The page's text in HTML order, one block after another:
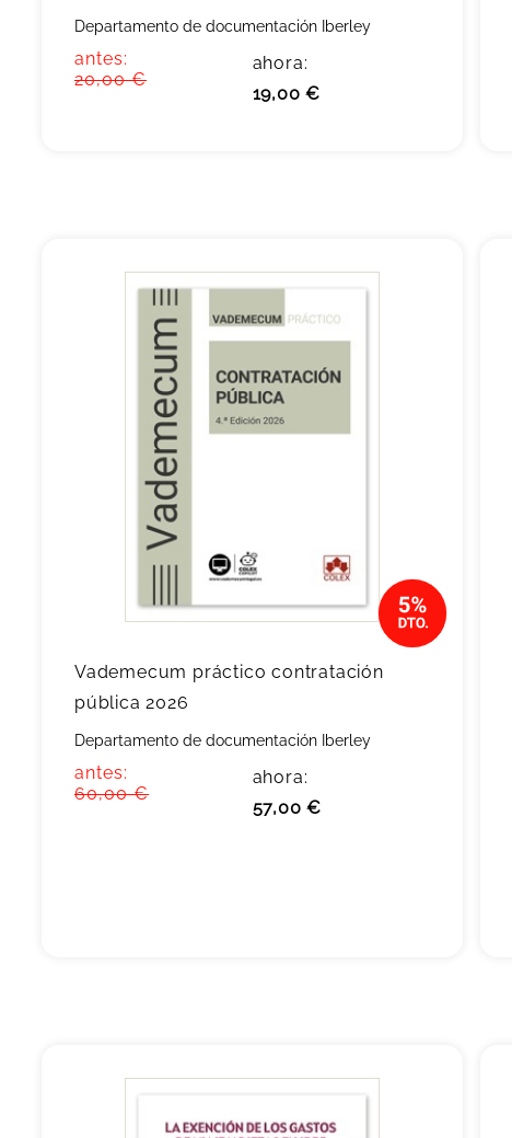
Departamento de documentación Iberley
antes:
20,00 €
ahora:
19,00 €
Vademecum práctico contratación
pública 2026
Departamento de documentación Iberley
antes:
60,00 €
ahora:
57,00 €